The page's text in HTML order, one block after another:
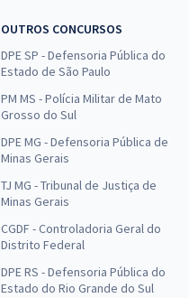
OUTROS CONCURSOS
DPE SP - Defensoria Pública do
Estado de São Paulo
PM MS - Polícia Militar de Mato
Grosso do Sul
DPE MG - Defensoria Pública de
Minas Gerais
TJ MG - Tribunal de Justiça de
Minas Gerais
CGDF - Controladoria Geral do
Distrito Federal
DPE RS - Defensoria Pública do
Estado do Rio Grande do Sul